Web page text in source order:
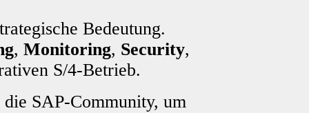
Bedeutung.
, Monitoring, Security,
S/4-Betrieb.
SAP-Community, um